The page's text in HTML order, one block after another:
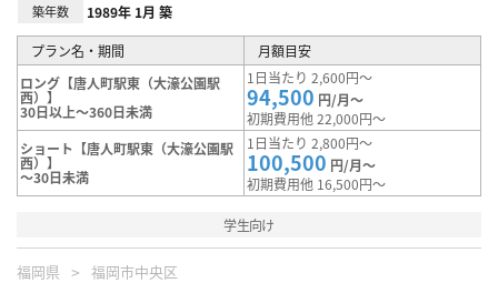
築年数 1989年 1月 築
プラン名・期間
月額目安
ロング【唐人町駅東（大濠公園駅
西）】
30日以上～360日未満
1日当たり 2,600円～
94,500 円/月～
初期費用他 22,000円～
ショート【唐人町駅東（大濠公園駅
西）】
～30日未満
1日当たり 2,800円～
100,500 円/月～
初期費用他 16,500円～
学生向け
福岡県 福岡市中央区